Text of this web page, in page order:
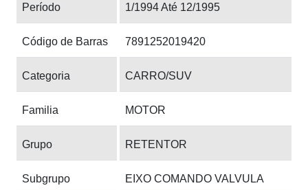
Período 1/1994 Até 12/1995
Código de Barras 7891252019420
Categoria CARRO/SUV
Familia MOTOR
Grupo RETENTOR
Subgrupo EIXO COMANDO VALVULA